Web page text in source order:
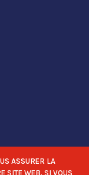
ASSURER LA
SITE WEB. SI VOUS